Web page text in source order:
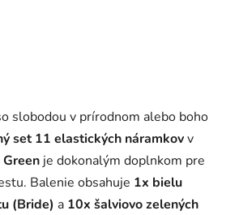
slobodou v prírodnom alebo boho
set 11 elastických náramkovv
je dokonalým doplnkom pre
Balenie obsahuje 1x bielu
(Bride) a 10x šalviovo zelených